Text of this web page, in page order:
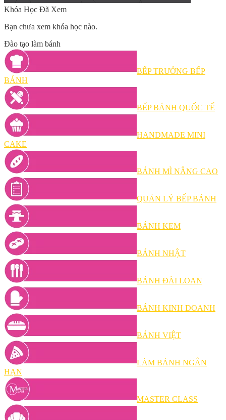
Khóa Học Đã Xem
Bạn chưa xem khóa học nào.
Đào tạo làm bánh
BẾP TRƯỞNG BẾP
BÁNH
BẾP BÁNH QUỐC TẾ
HANDMADE MINI
CAKE
BÁNH MÌ NÂNG CAO
QUẢN LÝ BẾP BÁNH
BÁNH KEM
BÁNH NHẬT
BÁNH ĐÀI LOAN
BÁNH KINH DOANH
BÁNH VIỆT
LÀM BÁNH NGẮN
HẠN
MASTER CLASS